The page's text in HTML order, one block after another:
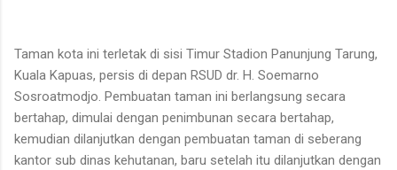
Taman kota ini terletak di sisi Timur Stadion Panunjung Tarung,
Kuala Kapuas, persis di depan RSUD dr. H. Soemarno
Sosroatmodjo. Pembuatan taman ini berlangsung secara
bertahap, dimulai dengan penimbunan secara bertahap,
kemudian dilanjutkan dengan pembuatan taman di seberang
kantor sub dinas kehutanan, baru setelah itu dilanjutkan dengan